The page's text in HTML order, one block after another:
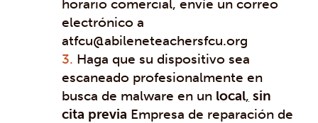
horario comercial, envíe un correo
electrónico a
atfcu@abileneteachersfcu.org
Haga que su dispositivo sea
escaneado profesionalmente en
busca de malware en un local, sin
cita previa Empresa de reparación de